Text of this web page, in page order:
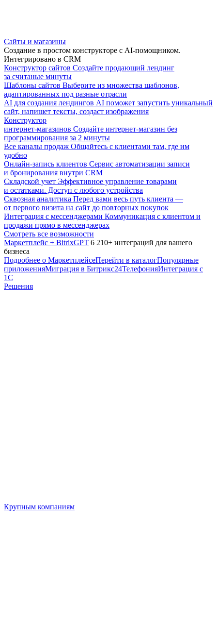
Сайты и магазины
Создание в простом конструкторе с AI-помощником.
Интегрировано в CRM
Конструктор сайтов Создайте продающий лендинг
за считаные минуты
Шаблоны сайтов Выберите из множества шаблонов,
адаптированных под разные отрасли
AI для создания лендингов AI поможет запустить уникальный
сайт, напишет тексты, создаст изображения
Конструктор
интернет-магазинов Создайте интернет-магазин без
программирования за 2 минуты
Все каналы продаж Общайтесь с клиентами там, где им
удобно
Онлайн-запись клиентов Сервис автоматизации записи
и бронирования внутри CRM
Складской учет Эффективное управление товарами
и остатками. Доступ с любого устройства
Сквозная аналитика Перед вами весь путь клиента —
от первого визита на сайт до повторных покупок
Интеграция с мессенджерами Коммуникация с клиентом и
продажи прямо в мессенджерах
Смотреть все возможности
Маркетплейс + BitrixGPT 6 210+ интеграций для вашего
бизнеса
Подробнее о МаркетплейсеПерейти в каталогПопулярные
приложенияМиграция в Битрикс24ТелефонияИнтеграция с
1С
Решения
Крупным компаниям